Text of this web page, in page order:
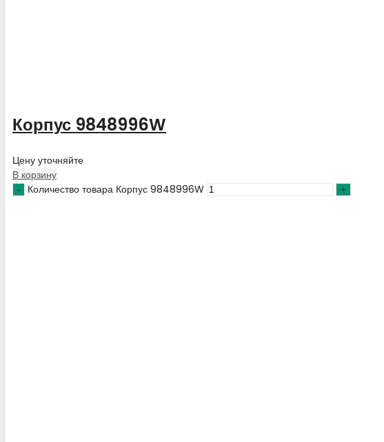
Корпус 9848996W
Цену уточняйте
В корзину
Количество товара Корпус 9848996W